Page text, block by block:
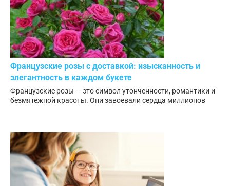
Французские розы с доставкой: изысканность и
элегантность в каждом букете
Французские розы — это символ утонченности, романтики и
безмятежной красоты. Они завоевали сердца миллионов